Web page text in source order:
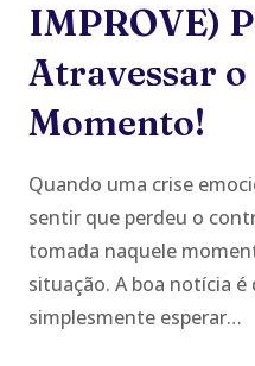
IMPROVE)
Atravessar
Momento!
Quando uma crise
sentir que perdeu o
tomada naquele
situação. A boa notícia é
simplesmente esperar…